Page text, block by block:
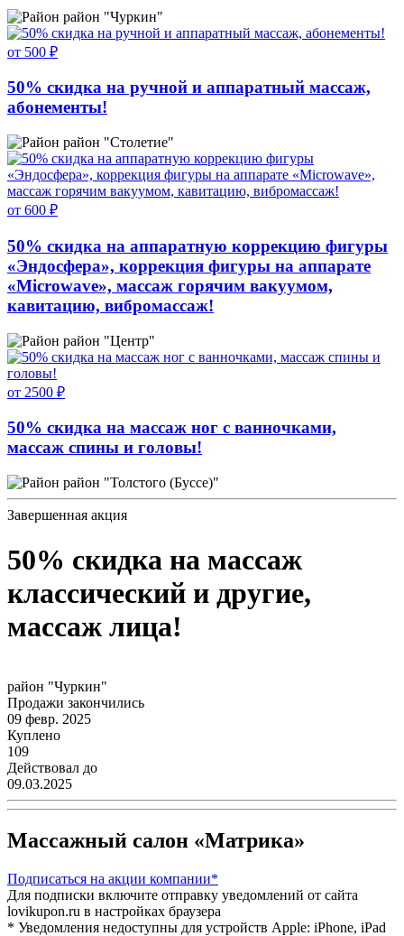
район "Чуркин"
от 500 ₽
50% скидка на ручной и аппаратный массаж,
абонементы!
район "Столетие"
от 600 ₽
50% скидка на аппаратную коррекцию фигуры
«Эндосфера», коррекция фигуры на аппарате
«Microwave», массаж горячим вакуумом,
кавитацию, вибромассаж!
район "Центр"
от 2500 ₽
50% скидка на массаж ног с ванночками,
массаж спины и головы!
район "Толстого (Буссе)"
Завершенная акция
50% скидка на массаж
классический и другие,
массаж лица!
район "Чуркин"
Продажи закончились
09 февр. 2025
Куплено
109
Действовал до
09.03.2025
Массажный салон «Матрика»
Подписаться на акции компании*
Для подписки включите отправку уведомлений от сайта
lovikupon.ru в настройках браузера
* Уведомления недоступны для устройств Apple: iPhone, iPad